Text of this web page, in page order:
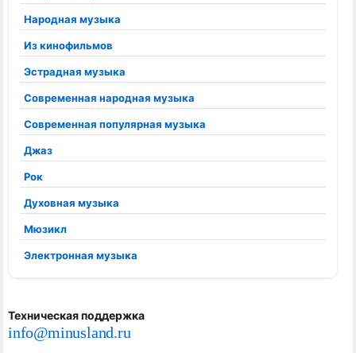
Народная музыка
Из кинофильмов
Эстрадная музыка
Современная народная музыка
Современная популярная музыка
Джаз
Рок
Духовная музыка
Мюзикл
Электронная музыка
Техническая поддержка
info@minusland.ru